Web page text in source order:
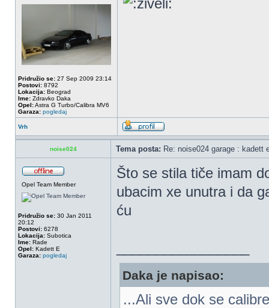
Pridružio se: 27 Sep 2009 23:14
Postovi: 8792
Lokacija: Beograd
Ime: Zdravko Daka
Opel:Astra G Turbo/Calibra MV6
Garaza: pogledaj
Vrh
noise024 Tema posta: Re: noise024 garage : kadett
Opel Team Member
Pridružio se: 30 Jan 2011
20:12
Postovi: 6278
Lokacija: Subotica
Ime: Rade
Opel: Kadett E
Garaza: pogledaj
Što se stila tiče imam
ubacim xe unutra i da
ću
Daka je napisao:
...Ali sve dok se